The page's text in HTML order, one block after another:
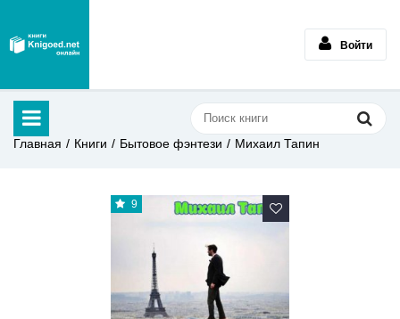
Войти
Главная Книги Бытовое фэнтези Михаил Тапин
9